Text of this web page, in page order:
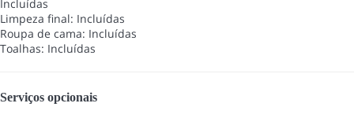
Incluídas
Limpeza final: Incluídas
Roupa de cama: Incluídas
Toalhas: Incluídas
Serviços opcionais